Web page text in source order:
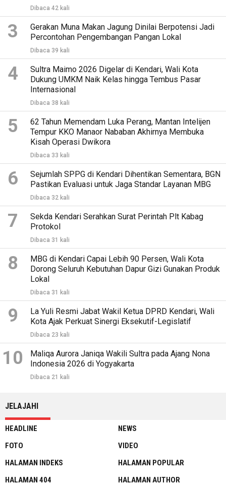
Dibaca 42 kali
3
Gerakan Muna Makan Jagung Dinilai Berpotensi Jadi
Percontohan Pengembangan Pangan Lokal
Dibaca 39 kali
4
Sultra Maimo 2026 Digelar di Kendari, Wali Kota
Dukung UMKM Naik Kelas hingga Tembus Pasar
Internasional
Dibaca 38 kali
5
62 Tahun Memendam Luka Perang, Mantan Intelijen
Tempur KKO Manaor Nababan Akhirnya Membuka
Kisah Operasi Dwikora
Dibaca 33 kali
6
Sejumlah SPPG di Kendari Dihentikan Sementara, BGN
Pastikan Evaluasi untuk Jaga Standar Layanan MBG
Dibaca 32 kali
7
Sekda Kendari Serahkan Surat Perintah Plt Kabag
Protokol
Dibaca 31 kali
8
MBG di Kendari Capai Lebih 90 Persen, Wali Kota
Dorong Seluruh Kebutuhan Dapur Gizi Gunakan Produk
Lokal
Dibaca 31 kali
9
La Yuli Resmi Jabat Wakil Ketua DPRD Kendari, Wali
Kota Ajak Perkuat Sinergi Eksekutif-Legislatif
Dibaca 23 kali
10
Maliqa Aurora Janiqa Wakili Sultra pada Ajang Nona
Indonesia 2026 di Yogyakarta
Dibaca 21 kali
JELAJAHI
HEADLINE
NEWS
FOTO
VIDEO
HALAMAN INDEKS
HALAMAN POPULAR
HALAMAN 404
HALAMAN AUTHOR